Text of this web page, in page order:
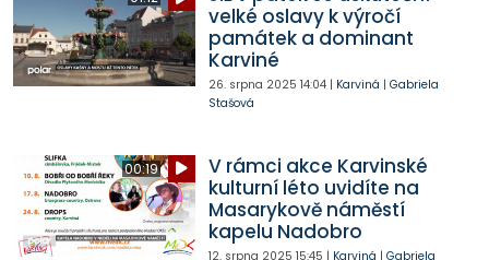
velké oslavy k výročí
památek a dominant
Karviné
26. srpna 2025 14:04| Karviná | Gabriela
Stašová
00:19
V rámci akce Karvinské
kulturní léto uvidíte na
Masarykově náměstí
kapelu Nadobro
12. srpna 2025 15:45 | Karviná | Gabriela